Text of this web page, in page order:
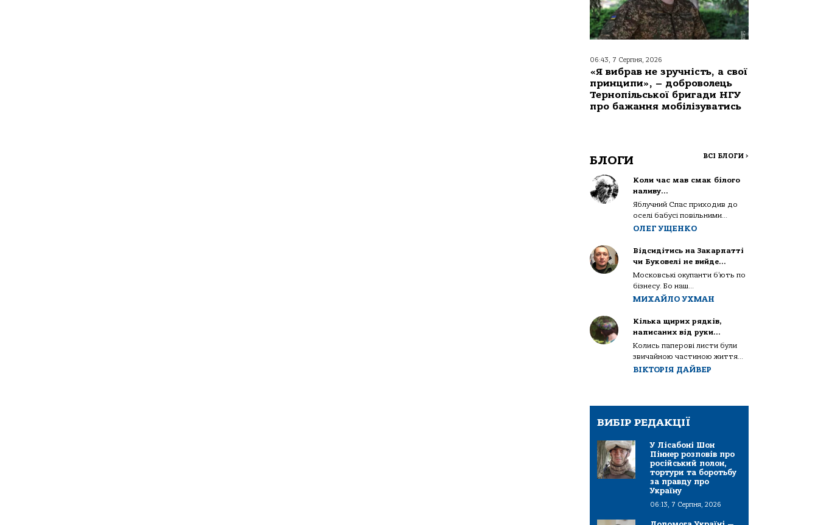
06:43, 7 Серпня, 2026
«Я вибрав не зручність, а свої
принципи», – доброволець
Тернопільської бригади НГУ
про бажання мобілізуватись
БЛОГИ ВСІ БЛОГИ >
Коли час мав смак білого
наливу…
Яблучний Спас приходив до
оселі бабусі повільними...
ОЛЕГ УЩЕНКО
Відсидітись на Закарпатті
чи Буковелі не вийде…
Московські окупанти б’ють по
бізнесу. Бо наш...
МИХАЙЛО УХМАН
Кілька щирих рядків,
написаних від руки…
Колись паперові листи були
звичайною частиною життя...
ВІКТОРІЯ ДАЙВЕР
ВИБІР РЕДАКЦІЇ
У Лісабоні Шон
Піннер розповів про
російський полон,
тортури та боротьбу
за правду про
Україну
06:13, 7 Серпня, 2026